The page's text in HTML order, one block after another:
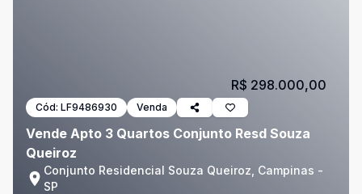
Cód: LF9486930 Venda
Vende Apto 3 Quartos Conjunto Resd Souza
Queiroz
Conjunto Residencial Souza Queiroz, Campinas -
SP
R$ 298.000,00